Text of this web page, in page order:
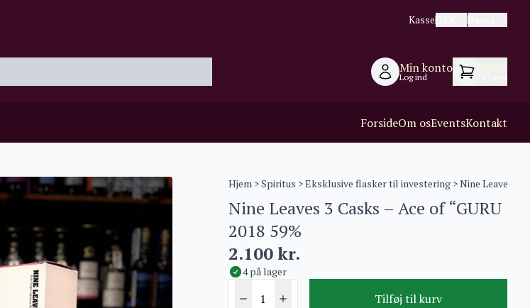
Kasse
Min konto
Log ind
ForsideOm osEventsKontakt
Hjem>Spiritus >Eksklusive flasker til investering> Nine Leaves 3
Nine Leaves 3 Casks – Ace of “GURU
2018 59%
2.100kr.
4 på lager
Tilføj til kurv